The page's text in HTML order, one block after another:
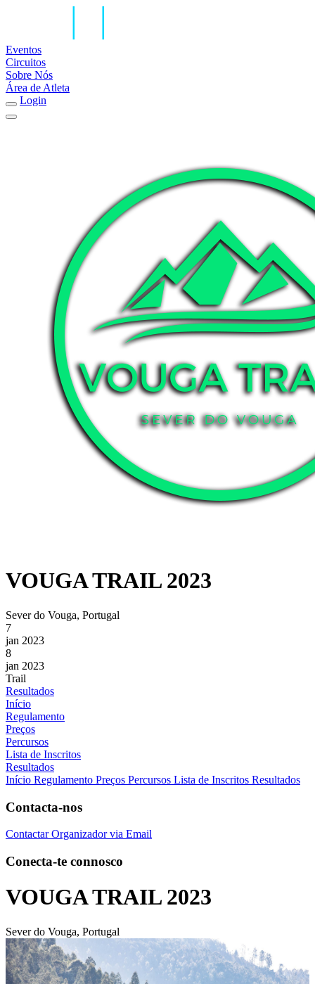
Eventos
Circuitos
Sobre Nós
Área de Atleta
Login
VOUGA TRAIL 2023
Sever do Vouga, Portugal
7
jan 2023
8
jan 2023
Trail
Resultados
Início
Regulamento
Preços
Percursos
Lista de Inscritos
Resultados
Início Regulamento Preços Percursos Lista de Inscritos Resultados
Contacta-nos
Contactar Organizador via Email
Conecta-te connosco
VOUGA TRAIL 2023
Sever do Vouga, Portugal